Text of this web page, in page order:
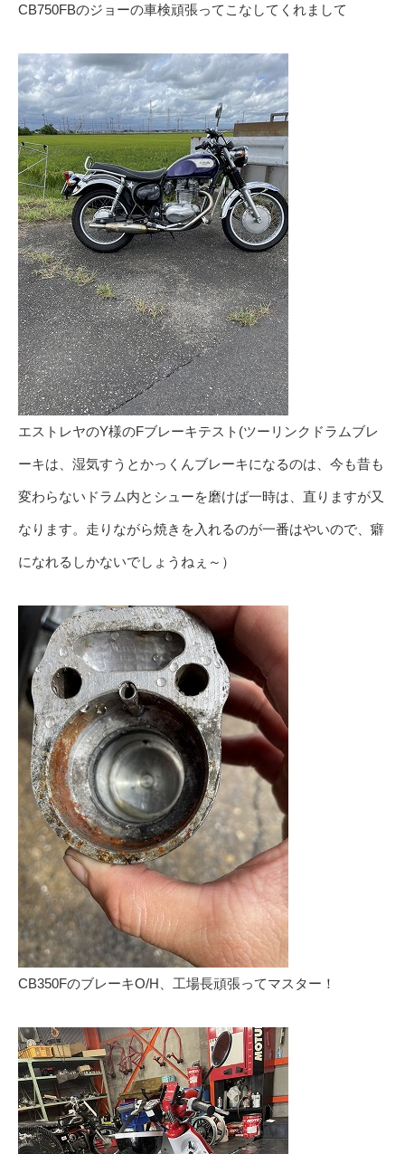
CB750FBのジョーの車検頑張ってこなしてくれまして
エストレヤのY様のFブレーキテスト(ツーリンクドラムブレ
ーキは、湿気すうとかっくんブレーキになるのは、今も昔も
変わらないドラム内とシューを磨けば一時は、直りますが又
なります。走りながら焼きを入れるのが一番はやいので、癖
になれるしかないでしょうねぇ～）
CB350FのブレーキO/H、工場長頑張ってマスター！